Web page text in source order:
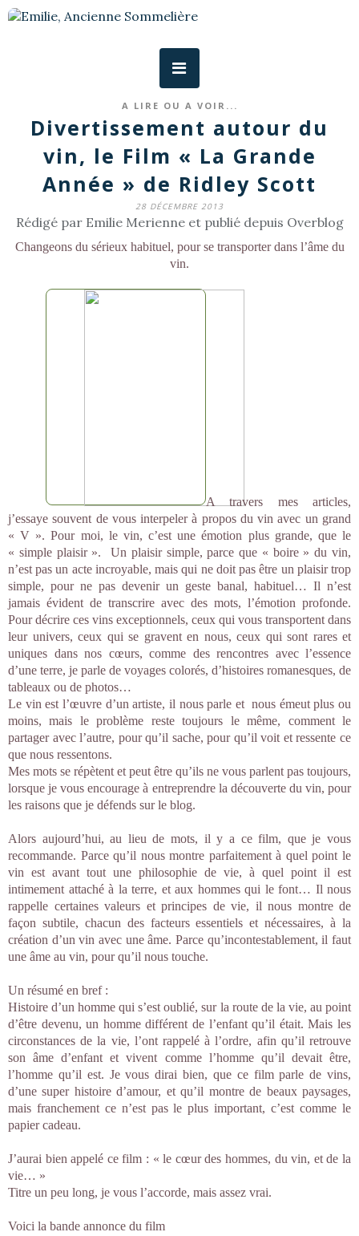
A LIRE OU A VOIR...
Divertissement autour du
vin, le Film « La Grande
Année » de Ridley Scott
28 DÉCEMBRE 2013
Rédigé par Emilie Merienne et publié depuis Overblog
Changeons du sérieux habituel, pour se transporter dans l’âme du
vin.
A travers mes articles,
j’essaye souvent de vous interpeler à propos du vin avec un grand
« V ». Pour moi, le vin, c’est une émotion plus grande, que le
« simple plaisir ». Un plaisir simple, parce que « boire » du vin,
n’est pas un acte incroyable, mais qui ne doit pas être un plaisir trop
simple, pour ne pas devenir un geste banal, habituel… Il n’est
jamais évident de transcrire avec des mots, l’émotion profonde.
Pour décrire ces vins exceptionnels, ceux qui vous transportent dans
leur univers, ceux qui se gravent en nous, ceux qui sont rares et
uniques dans nos cœurs, comme des rencontres avec l’essence
d’une terre, je parle de voyages colorés, d’histoires romanesques, de
tableaux ou de photos…
Le vin est l’œuvre d’un artiste, il nous parle et nous émeut plus ou
moins, mais le problème reste toujours le même, comment le
partager avec l’autre, pour qu’il sache, pour qu’il voit et ressente ce
que nous ressentons.
Mes mots se répètent et peut être qu’ils ne vous parlent pas toujours,
lorsque je vous encourage à entreprendre la découverte du vin, pour
les raisons que je défends sur le blog.
Alors aujourd’hui, au lieu de mots, il y a ce film, que je vous
recommande. Parce qu’il nous montre parfaitement à quel point le
vin est avant tout une philosophie de vie, à quel point il est
intimement attaché à la terre, et aux hommes qui le font… Il nous
rappelle certaines valeurs et principes de vie, il nous montre de
façon subtile, chacun des facteurs essentiels et nécessaires, à la
création d’un vin avec une âme. Parce qu’incontestablement, il faut
une âme au vin, pour qu’il nous touche.
Un résumé en bref :
Histoire d’un homme qui s’est oublié, sur la route de la vie, au point
d’être devenu, un homme différent de l’enfant qu’il était. Mais les
circonstances de la vie, l’ont rappelé à l’ordre, afin qu’il retrouve
son âme d’enfant et vivent comme l’homme qu’il devait être,
l’homme qu’il est. Je vous dirai bien, que ce film parle de vins,
d’une super histoire d’amour, et qu’il montre de beaux paysages,
mais franchement ce n’est pas le plus important, c’est comme le
papier cadeau.
J’aurai bien appelé ce film : « le cœur des hommes, du vin, et de la
vie… »
Titre un peu long, je vous l’accorde, mais assez vrai.
Voici la bande annonce du film